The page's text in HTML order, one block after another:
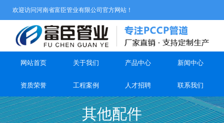
欢迎访问河南省富臣管业有限公司官方网站！
网站首页 关于我们 产品中心 新闻中心
资质荣誉 工程案例 人才招聘 联系我们
其他配件